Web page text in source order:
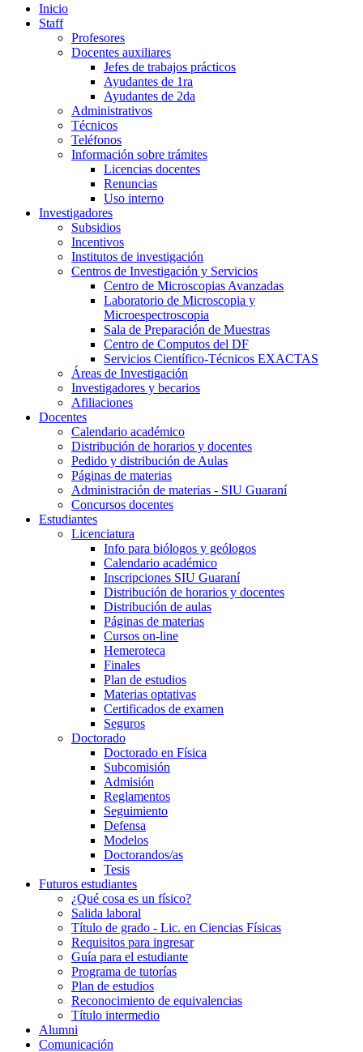
Inicio
Staff
Profesores
Docentes auxiliares
Jefes de trabajos prácticos
Ayudantes de 1ra
Ayudantes de 2da
Administrativos
Técnicos
Teléfonos
Información sobre trámites
Licencias docentes
Renuncias
Uso interno
Investigadores
Subsidios
Incentivos
Institutos de investigación
Centros de Investigación y Servicios
Centro de Microscopias Avanzadas
Laboratorio de Microscopia y
Microespectroscopia
Sala de Preparación de Muestras
Centro de Computos del DF
Servicios Científico-Técnicos EXACTAS
Áreas de Investigación
Investigadores y becarios
Afiliaciones
Docentes
Calendario académico
Distribución de horarios y docentes
Pedido y distribución de Aulas
Páginas de materias
Administración de materias - SIU Guaraní
Concursos docentes
Estudiantes
Licenciatura
Info para biólogos y geólogos
Calendario académico
Inscripciones SIU Guaraní
Distribución de horarios y docentes
Distribución de aulas
Páginas de materias
Cursos on-line
Hemeroteca
Finales
Plan de estudios
Materias optativas
Certificados de examen
Seguros
Doctorado
Doctorado en Física
Subcomisión
Admisión
Reglamentos
Seguimiento
Defensa
Modelos
Doctorandos/as
Tesis
Futuros estudiantes
¿Qué cosa es un físico?
Salida laboral
Título de grado - Lic. en Ciencias Físicas
Requisitos para ingresar
Guía para el estudiante
Programa de tutorías
Plan de estudios
Reconocimiento de equivalencias
Título intermedio
Alumni
Comunicación